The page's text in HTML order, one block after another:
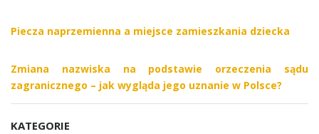
Piecza naprzemienna a miejsce zamieszkania dziecka
Zmiana nazwiska na podstawie orzeczenia sądu
zagranicznego – jak wygląda jego uznanie w Polsce?
KATEGORIE